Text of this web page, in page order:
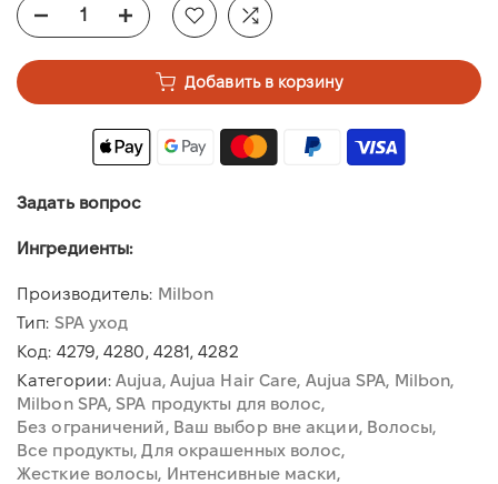
Добавить в корзину
Задать вопрос
Ингредиенты:
Производитель: Milbon
Тип: SPA уход
Код: 4279, 4280, 4281, 4282
Категории:Aujua Aujua Hair Care Aujua SPA Milbon
Milbon SPA SPA продукты для волос
Без ограничений Ваш выбор вне акции Волосы
Все продукты Для окрашенных волос
Жесткие волосы Интенсивные маски